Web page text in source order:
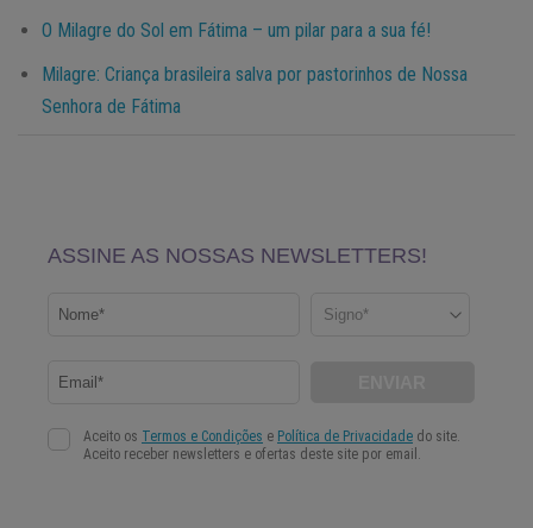
O Milagre do Sol em Fátima – um pilar para a sua fé!
Milagre: Criança brasileira salva por pastorinhos de Nossa
Senhora de Fátima